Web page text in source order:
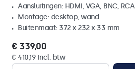
Aansluitingen: HDMI, VGA, BNC, RCA
Montage: desktop, wand
Buitenmaat: 372 x 232 x 33 mm
€ 339,00
€ 410,19 incl. btw